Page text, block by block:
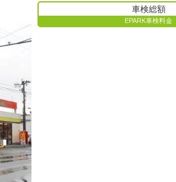
車検総額
EPARK車検料金